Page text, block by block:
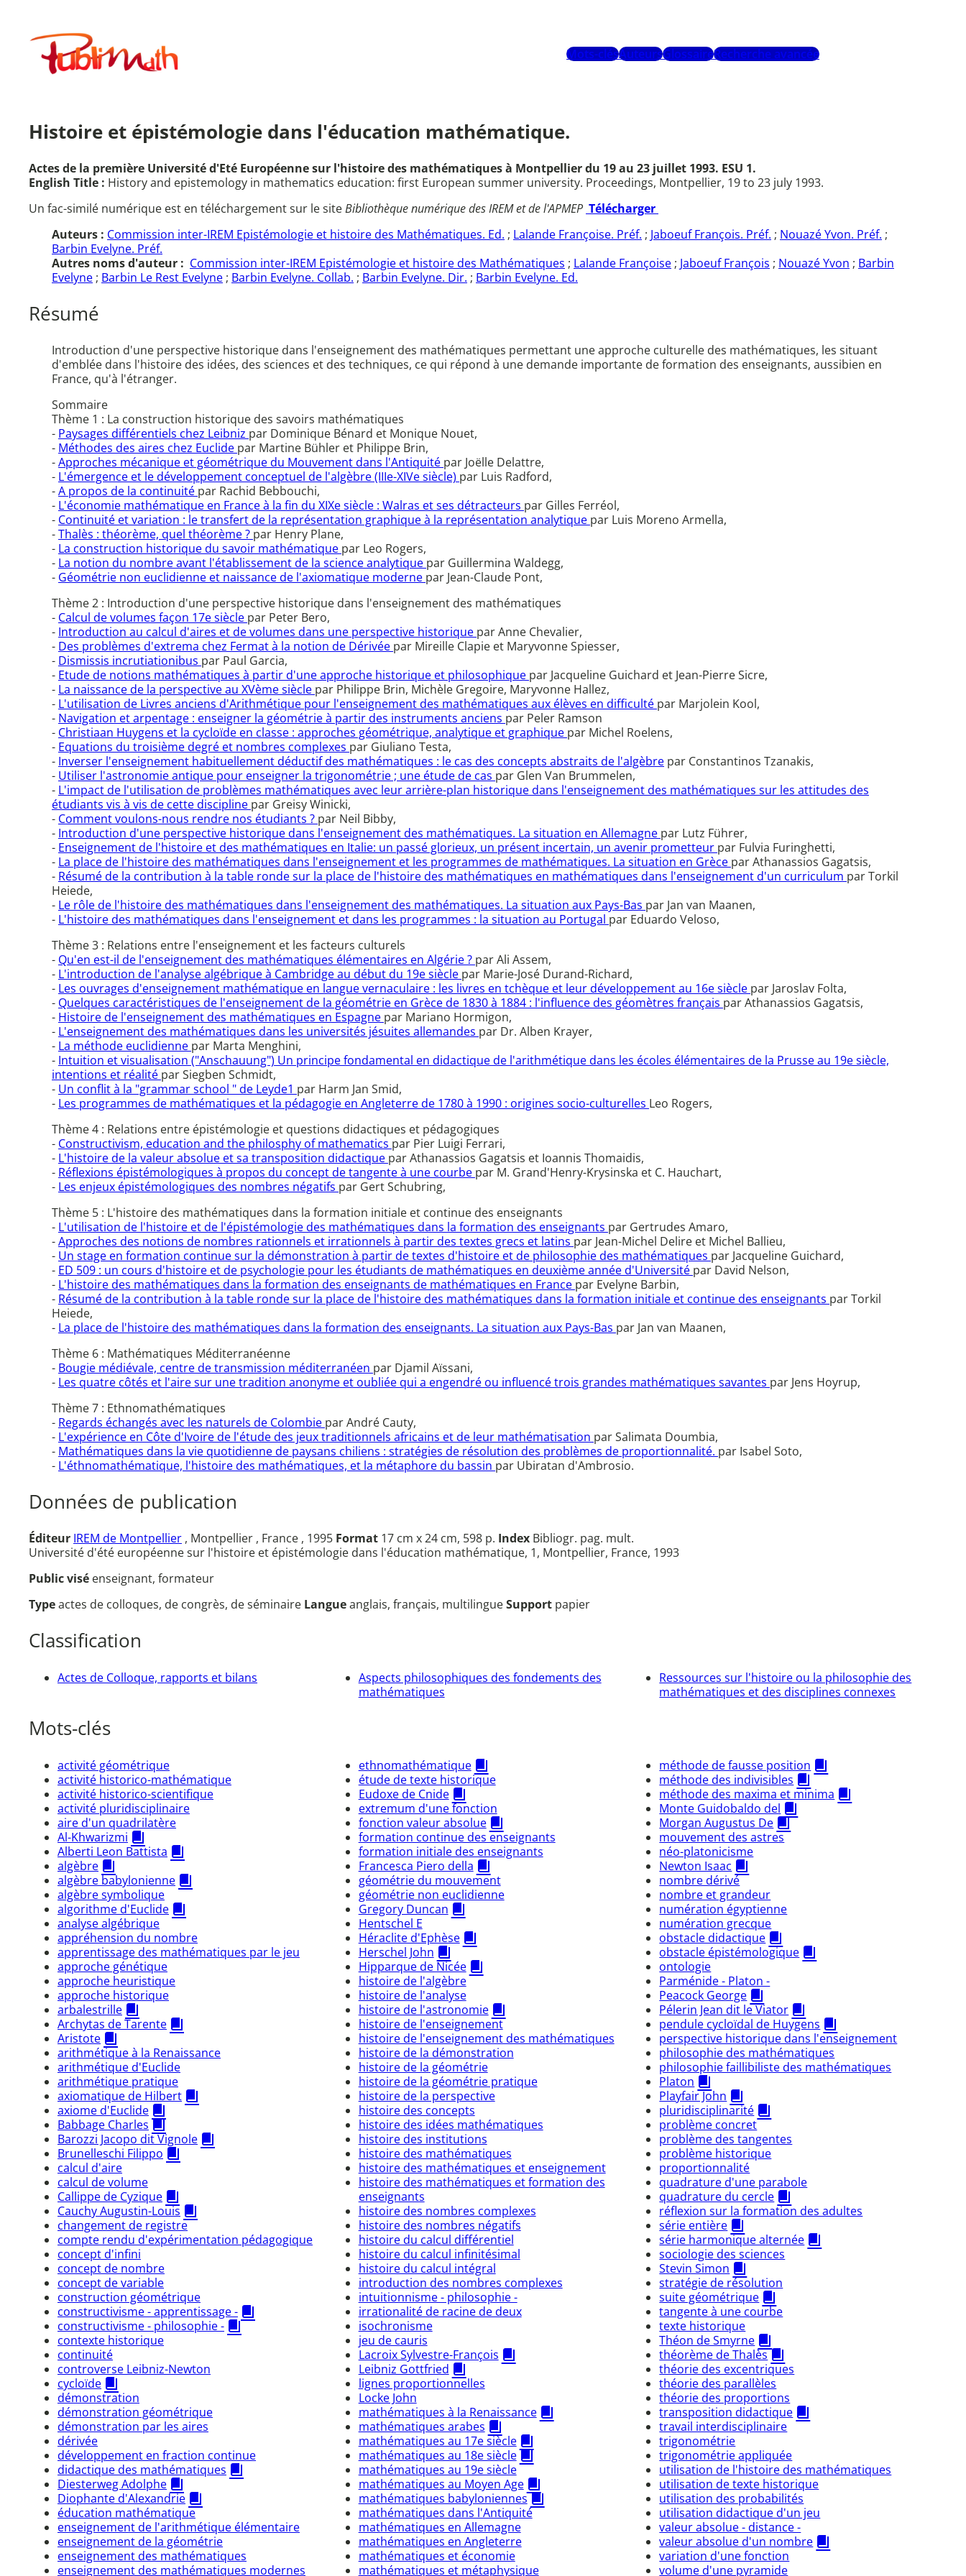
contenuPublimath
Mots-clésAuteursGlossaireRecherche avancée
Histoire et épistémologie dans l'éducation mathématique.
Actes de la première Université d'Eté Européenne sur l'histoire des mathématiques à Montpellier du 19 au 23 juillet 1993. ESU 1.
English Title : History and epistemology in mathematics education: first European summer university. Proceedings, Montpellier, 19 to 23 july 1993.
Un fac-similé numérique est en téléchargement sur le siteBibliothèque numérique des IREM et de l'APMEP Télécharger
Auteurs : Commission inter-IREM Epistémologie et histoire des Mathématiques. Ed. ; Lalande Françoise. Préf. ; Jaboeuf François. Préf. ; Nouazé Yvon. Préf. ;
Barbin Evelyne. Préf.
Autres noms d'auteur : Commission inter-IREM Epistémologie et histoire des Mathématiques ; Lalande Françoise ; Jaboeuf François ; Nouazé Yvon ; Barbin
Evelyne ; Barbin Le Rest Evelyne ; Barbin Evelyne. Collab. ; Barbin Evelyne. Dir. ; Barbin Evelyne. Ed.
Résumé
Introduction d'une perspective historique dans l'enseignement des mathématiques permettant une approche culturelle des mathématiques, les situant
d'emblée dans l'histoire des idées, des sciences et des techniques, ce qui répond à une demande importante de formation des enseignants, aussibien en
France, qu'à l'étranger.
Sommaire
Thème 1 : La construction historique des savoirs mathématiques
- Paysages différentiels chez Leibniz par Dominique Bénard et Monique Nouet,
- Méthodes des aires chez Euclide par Martine Bühler et Philippe Brin,
-Approches mécanique et géométrique du Mouvement dans l'Antiquité par Joëlle Delattre,
- L'émergence et le développement conceptuel de l'algèbre (IIIe-XIVe siècle) par Luis Radford,
-A propos de la continuité par Rachid Bebbouchi,
- L'économie mathématique en France à la fin du XIXe siècle : Walras et ses détracteurs par Gilles Ferréol,
- Continuité et variation : le transfert de la représentation graphique à la représentation analytique par Luis Moreno Armella,
-Thalès : théorème, quel théorème ? par Henry Plane,
- La construction historique du savoir mathématique par Leo Rogers,
- La notion du nombre avant l'établissement de la science analytique par Guillermina Waldegg,
- Géométrie non euclidienne et naissance de l'axiomatique moderne par Jean-Claude Pont,
Thème 2 : Introduction d'une perspective historique dans l'enseignement des mathématiques
- Calcul de volumes façon 17e siècle par Peter Bero,
- Introduction au calcul d'aires et de volumes dans une perspective historique par Anne Chevalier,
- Des problèmes d'extrema chez Fermat à la notion de Dérivée par Mireille Clapie et Maryvonne Spiesser,
- Dismissis incrutiationibus par Paul Garcia,
- Etude de notions mathématiques à partir d'une approche historique et philosophique par Jacqueline Guichard et Jean-Pierre Sicre,
- La naissance de la perspective au XVème siècle par Philippe Brin, Michèle Gregoire, Maryvonne Hallez,
- L'utilisation de Livres anciens d'Arithmétique pour l'enseignement des mathématiques aux élèves en difficulté par Marjolein Kool,
- Navigation et arpentage : enseigner la géométrie à partir des instruments anciens par Peler Ramson
- Christiaan Huygens et la cycloïde en classe : approches géométrique, analytique et graphique par Michel Roelens,
- Equations du troisième degré et nombres complexes par Giuliano Testa,
- Inverser l'enseignement habituellement déductif des mathématiques : le cas des concepts abstraits de l'algèbre par Constantinos Tzanakis,
- Utiliser l'astronomie antique pour enseigner la trigonométrie ; une étude de cas par Glen Van Brummelen,
- L'impact de l'utilisation de problèmes mathématiques avec leur arrière-plan historique dans l'enseignement des mathématiques sur les attitudes des
étudiants vis à vis de cette discipline par Greisy Winicki,
- Comment voulons-nous rendre nos étudiants ? par Neil Bibby,
- Introduction d'une perspective historique dans l'enseignement des mathématiques. La situation en Allemagne par Lutz Führer,
- Enseignement de l'histoire et des mathématiques en Italie: un passé glorieux, un présent incertain, un avenir prometteur par Fulvia Furinghetti,
- La place de l'histoire des mathématiques dans l'enseignement et les programmes de mathématiques. La situation en Grèce par Athanassios Gagatsis,
- Résumé de la contribution à la table ronde sur la place de l'histoire des mathématiques en mathématiques dans l'enseignement d'un curriculum par Torkil
Heiede,
- Le rôle de l'histoire des mathématiques dans l'enseignement des mathématiques. La situation aux Pays-Bas par Jan van Maanen,
- L'histoire des mathématiques dans l'enseignement et dans les programmes : la situation au Portugal par Eduardo Veloso,
Thème 3 : Relations entre l'enseignement et les facteurs culturels
- Qu'en est-il de l'enseignement des mathématiques élémentaires en Algérie ? par Ali Assem,
- L'introduction de l'analyse algébrique à Cambridge au début du 19e siècle par Marie-José Durand-Richard,
- Les ouvrages d'enseignement mathématique en langue vernaculaire : les livres en tchèque et leur développement au 16e siècle par Jaroslav Folta,
- Quelques caractéristiques de l'enseignement de la géométrie en Grèce de 1830 à 1884 : l'influence des géomètres français par Athanassios Gagatsis,
- Histoire de l'enseignement des mathématiques en Espagne par Mariano Hormigon,
- L'enseignement des mathématiques dans les universités jésuites allemandes par Dr. Alben Krayer,
- La méthode euclidienne par Marta Menghini,
- Intuition et visualisation ("Anschauung") Un principe fondamental en didactique de l'arithmétique dans les écoles élémentaires de la Prusse au 19e siècle,
intentions et réalité par Siegben Schmidt,
- Un conflit à la "grammar school " de Leyde1 par Harm Jan Smid,
- Les programmes de mathématiques et la pédagogie en Angleterre de 1780 à 1990 : origines socio-culturelles Leo Rogers,
Thème 4 : Relations entre épistémologie et questions didactiques et pédagogiques
- Constructivism, education and the philosphy of mathematics par Pier Luigi Ferrari,
- L'histoire de la valeur absolue et sa transposition didactique par Athanassios Gagatsis et Ioannis Thomaidis,
- Réflexions épistémologiques à propos du concept de tangente à une courbe par M. Grand'Henry-Krysinska et C. Hauchart,
- Les enjeux épistémologiques des nombres négatifs par Gert Schubring,
Thème 5 : L'histoire des mathématiques dans la formation initiale et continue des enseignants
- L'utilisation de l'histoire et de l'épistémologie des mathématiques dans la formation des enseignants par Gertrudes Amaro,
-Approches des notions de nombres rationnels et irrationnels à partir des textes grecs et latins par Jean-Michel Delire et Michel Ballieu,
- Un stage en formation continue sur la démonstration à partir de textes d'histoire et de philosophie des mathématiques par Jacqueline Guichard,
- ED 509 : un cours d'histoire et de psychologie pour les étudiants de mathématiques en deuxième année d'Université par David Nelson,
- L'histoire des mathématiques dans la formation des enseignants de mathématiques en France par Evelyne Barbin,
- Résumé de la contribution à la table ronde sur la place de l'histoire des mathématiques dans la formation initiale et continue des enseignants par Torkil
Heiede,
- La place de l'histoire des mathématiques dans la formation des enseignants. La situation aux Pays-Bas par Jan van Maanen,
Thème 6 : Mathématiques Méditerranéenne
- Bougie médiévale, centre de transmission méditerranéen par Djamil Aïssani,
- Les quatre côtés et l'aire sur une tradition anonyme et oubliée qui a engendré ou influencé trois grandes mathématiques savantes par Jens Hoyrup,
Thème 7 : Ethnomathématiques
- Regards échangés avec les naturels de Colombie par André Cauty,
- L'expérience en Côte d'Ivoire de l'étude des jeux traditionnels africains et de leur mathématisation par Salimata Doumbia,
- Mathématiques dans la vie quotidienne de paysans chiliens : stratégies de résolution des problèmes de proportionnalité. par Isabel Soto,
- L'éthnomathématique, l'histoire des mathématiques, et la métaphore du bassin par Ubiratan d'Ambrosio.
Données de publication
Éditeur IREM de Montpellier , Montpellier , France , 1995 Format 17 cm x 24 cm, 598 p. Index Bibliogr. pag. mult.
Université d'été européenne sur l'histoire et épistémologie dans l'éducation mathématique, 1, Montpellier, France, 1993
Public visé enseignant, formateur
Typeactes de colloques, de congrès, de séminaire Langueanglais, français, multilingueSupport papier
Classification
Actes de Colloque, rapports et bilans
Aspects philosophiques des fondements des
mathématiques
Ressources sur l'histoire ou la philosophie des
mathématiques et des disciplines connexes
Mots-clés
activité géométrique
activité historico-mathématique
activité historico-scientifique
activité pluridisciplinaire
aire d'un quadrilatère
Al-Khwarizmi
Alberti Leon Battista
algèbre
algèbre babylonienne
algèbre symbolique
algorithme d'Euclide
analyse algébrique
appréhension du nombre
apprentissage des mathématiques par le jeu
approche génétique
approche heuristique
approche historique
arbalestrille
Archytas de Tarente
Aristote
arithmétique à la Renaissance
arithmétique d'Euclide
arithmétique pratique
axiomatique de Hilbert
axiome d'Euclide
Babbage Charles
Barozzi Jacopo dit Vignole
Brunelleschi Filippo
calcul d'aire
calcul de volume
Callippe de Cyzique
Cauchy Augustin-Louis
changement de registre
compte rendu d'expérimentation pédagogique
concept d'infini
concept de nombre
concept de variable
construction géométrique
constructivisme - apprentissage -
constructivisme - philosophie -
contexte historique
continuité
controverse Leibniz-Newton
cycloïde
démonstration
démonstration géométrique
démonstration par les aires
dérivée
développement en fraction continue
didactique des mathématiques
Diesterweg Adolphe
Diophante d'Alexandrie
éducation mathématique
enseignement de l'arithmétique élémentaire
enseignement de la géométrie
enseignement des mathématiques
enseignement des mathématiques modernes
ethnomathématique
étude de texte historique
Eudoxe de Cnide
extremum d'une fonction
fonction valeur absolue
formation continue des enseignants
formation initiale des enseignants
Francesca Piero della
géométrie du mouvement
géométrie non euclidienne
Gregory Duncan
Hentschel E
Héraclite d'Ephèse
Herschel John
Hipparque de Nicée
histoire de l'algèbre
histoire de l'analyse
histoire de l'astronomie
histoire de l'enseignement
histoire de l'enseignement des mathématiques
histoire de la démonstration
histoire de la géométrie
histoire de la géométrie pratique
histoire de la perspective
histoire des concepts
histoire des idées mathématiques
histoire des institutions
histoire des mathématiques
histoire des mathématiques et enseignement
histoire des mathématiques et formation des
enseignants
histoire des nombres complexes
histoire des nombres négatifs
histoire du calcul différentiel
histoire du calcul infinitésimal
histoire du calcul intégral
introduction des nombres complexes
intuitionnisme - philosophie -
irrationalité de racine de deux
isochronisme
jeu de cauris
Lacroix Sylvestre-François
Leibniz Gottfried
lignes proportionnelles
Locke John
mathématiques à la Renaissance
mathématiques arabes
mathématiques au 17e siècle
mathématiques au 18e siècle
mathématiques au 19e siècle
mathématiques au Moyen Age
mathématiques babyloniennes
mathématiques dans l'Antiquité
mathématiques en Allemagne
mathématiques en Angleterre
mathématiques et économie
mathématiques et métaphysique
méthode de fausse position
méthode des indivisibles
méthode des maxima et minima
Monte Guidobaldo del
Morgan Augustus De
mouvement des astres
néo-platonicisme
Newton Isaac
nombre dérivé
nombre et grandeur
numération égyptienne
numération grecque
obstacle didactique
obstacle épistémologique
ontologie
Parménide - Platon -
Peacock George
Pélerin Jean dit le Viator
pendule cycloïdal de Huygens
perspective historique dans l'enseignement
philosophie des mathématiques
philosophie faillibiliste des mathématiques
Platon
Playfair John
pluridisciplinarité
problème concret
problème des tangentes
problème historique
proportionnalité
quadrature d'une parabole
quadrature du cercle
réflexion sur la formation des adultes
série entière
série harmonique alternée
sociologie des sciences
Stevin Simon
stratégie de résolution
suite géométrique
tangente à une courbe
texte historique
Théon de Smyrne
théorème de Thalès
théorie des excentriques
théorie des parallèles
théorie des proportions
transposition didactique
travail interdisciplinaire
trigonométrie
trigonométrie appliquée
utilisation de l'histoire des mathématiques
utilisation de texte historique
utilisation des probabilités
utilisation didactique d'un jeu
valeur absolue - distance -
valeur absolue d'un nombre
variation d'une fonction
volume d'une pyramide